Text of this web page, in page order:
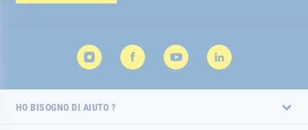
HO BISOGNO DI AIUTO ?